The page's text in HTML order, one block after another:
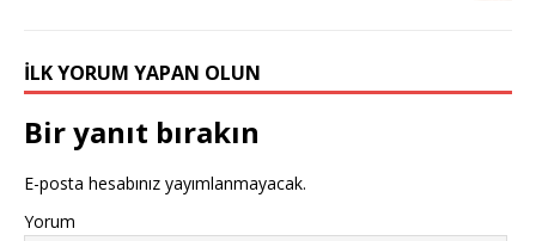
İLK YORUM YAPAN OLUN
Bir yanıt bırakın
E-posta hesabınız yayımlanmayacak.
Yorum